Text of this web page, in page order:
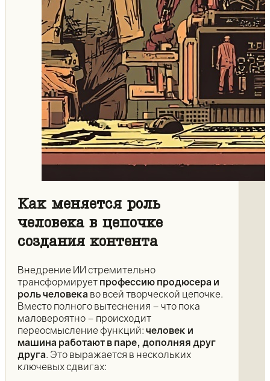
Как меняется роль
человека в цепочке
создания контента
Внедрение ИИ стремительно
трансформирует профессию продюсера и
роль человека во всей творческой цепочке.
Вместо полного вытеснения – что пока
маловероятно – происходит
переосмысление функций: человек и
машина работают в паре, дополняя друг
друга. Это выражается в нескольких
ключевых сдвигах: